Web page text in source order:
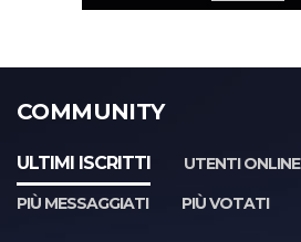
COMMUNITY
ULTIMI ISCRITTI UTENTI ONLINE
PIÙ MESSAGGIATI
PIÙ VOTATI